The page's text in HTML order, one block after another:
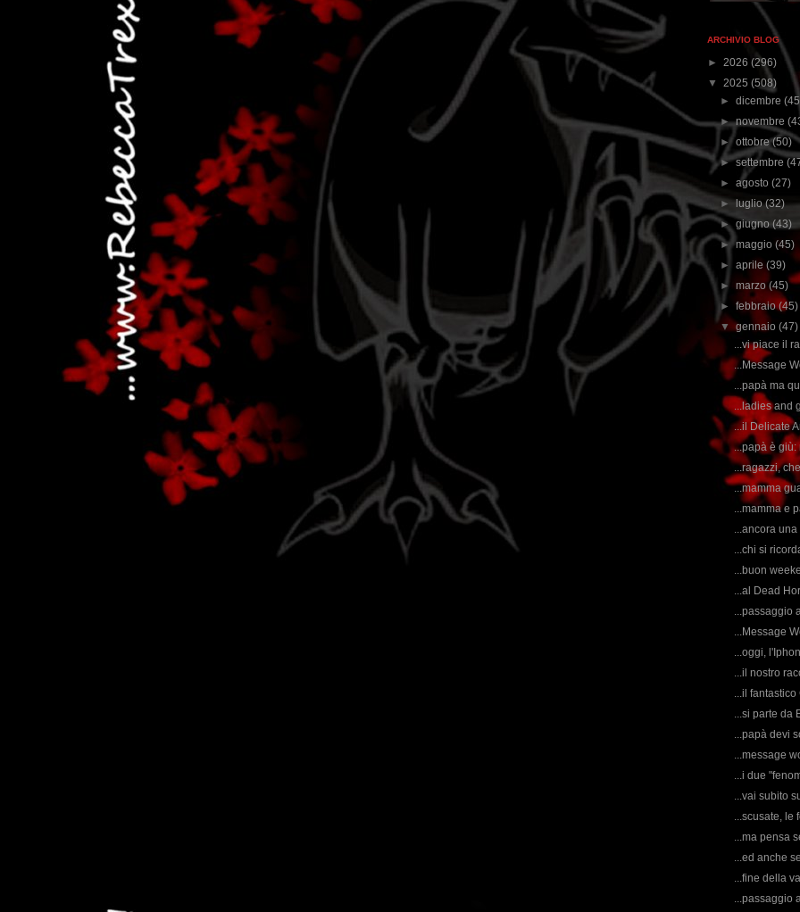
ARCHIVIO BLOG
► 2026 (296)
▼ 2025 (508)
►dicembre
►novembre
►ottobre(50)
►settembre
►agosto(27)
►luglio(32)
►giugno(43)
►maggio(45)
►aprile(39)
►marzo(45)
►febbraio(45)
▼gennaio(47)
...vi piace il
...Message
...papà ma
...ladies and
...il Delicate
...papà è giù:
...ragazzi,
...mamma
...mamma e
...ancora
...chi si
...buon
...al Dead
...passaggio
...Message
...oggi,
...il nostro
...il
...si parte da
...papà devi
...message
...i due
...vai subito
...scusate, le
...ma pensa
...ed anche
...fine della
...passaggio